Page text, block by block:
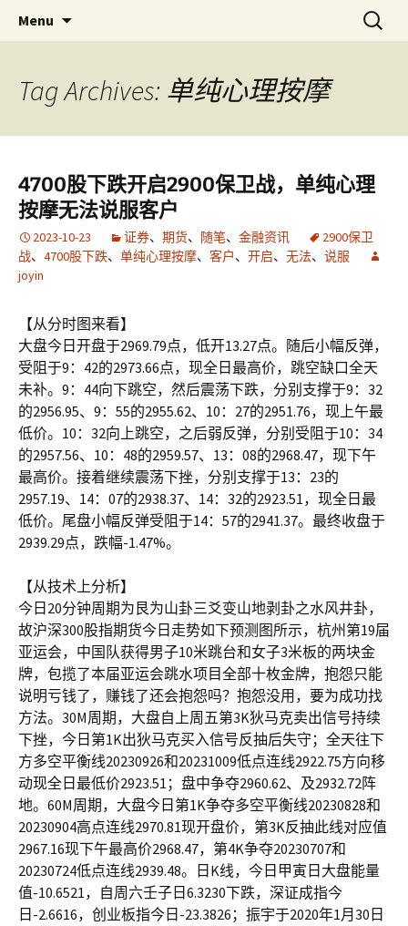
金易网 ｜ 精确严谨比较多空，
联衡辨析把握节奏，计算－－为
了无法计算的价值！
金易网
Menu
搜
索：
Tag Archives: 单纯心理按摩
4700股下跌开启2900保卫战，单纯心理
按摩无法说服客户
2023-10-23 证券、 期货、 随笔、 金融资讯
2900保卫
战、 4700股下跌、 单纯心理按摩、 客户、 开启、 无法、 说服
joyin
【从分时图来看】
大盘今日开盘于2969.79点，低开13.27点。随后小幅反弹，
受阻于9：42的2973.66点，现全日最高价，跳空缺口全天
未补。9：44向下跳空，然后震荡下跌，分别支撑于9：32
的2956.95、9：55的2955.62、10：27的2951.76，现上午最
低价。10：32向上跳空，之后弱反弹，分别受阻于10：34
的2957.56、10：48的2959.57、13：08的2968.47，现下午
最高价。接着继续震荡下挫，分别支撑于13：23的
2957.19、14：07的2938.37、14：32的2923.51，现全日最
低价。尾盘小幅反弹受阻于14：57的2941.37。最终收盘于
2939.29点，跌幅-1.47%。
【从技术上分析】
今日20分钟周期为艮为山卦三爻变山地剥卦之水风井卦，
故沪深300股指期货今日走势如下预测图所示，杭州第19届
亚运会，中国队获得男子10米跳台和女子3米板的两块金
牌，包揽了本届亚运会跳水项目全部十枚金牌，抱怨只能
说明亏钱了，赚钱了还会抱怨吗？抱怨没用，要为成功找
方法。30M周期，大盘自上周五第3K狄马克卖出信号持续
下挫，今日第1K出狄马克买入信号反抽后失守；全天往下
方多空平衡线20230926和20231009低点连线2922.75方向移
动现全日最低价2923.51；盘中争夺2960.62、及2932.72阵
地。60M周期，大盘今日第1K争夺多空平衡线20230828和
20230904高点连线2970.81现开盘价，第3K反抽此线对应值
2967.16现下午最高价2968.47，第4K争夺20230707和
20230724低点连线2939.48。日K线，今日甲寅日大盘能量
值-10.6521，自周六壬子日6.3230下跌，深证成指今
日-2.6616，创业板指今日-23.3826；振宇于2020年1月30日